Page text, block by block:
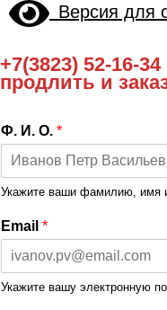
Версия для
+7(3823) 52-16-34
продлить и
Ф. И. О. *
Укажите ваши фамилию, имя
Email *
Укажите вашу электронную